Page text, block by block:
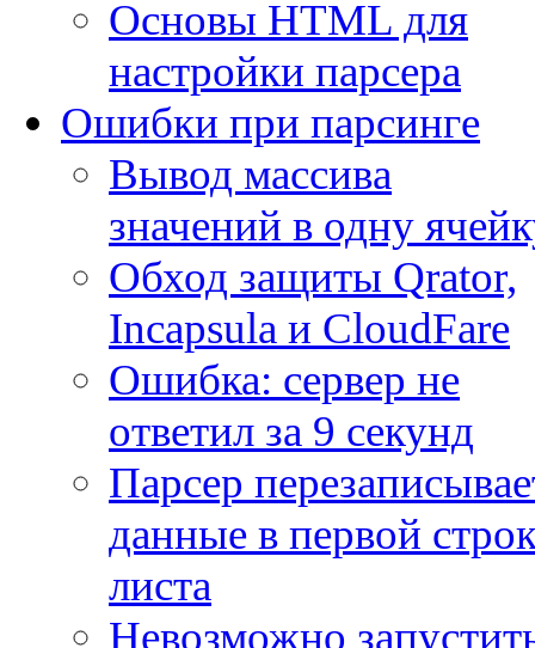
Основы HTML для
настройки парсера
Ошибки при парсинге
Вывод массива
значений в одну
Обход защиты Qrator,
Incapsula и CloudFare
Ошибка: сервер не
ответил за 9 секунд
Парсер
данные в первой
листа
Невозможно